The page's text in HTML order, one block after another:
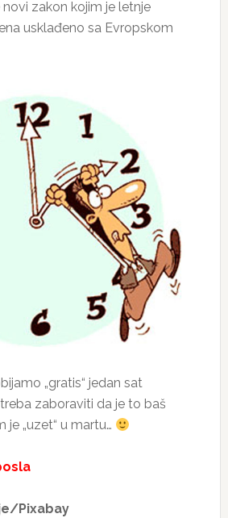
zakon kojim je letnje
usklađeno sa Evropskom
„gratis“ jedan sat
zaboraviti da je to baš
je „uzet“ u martu…
Pixabay